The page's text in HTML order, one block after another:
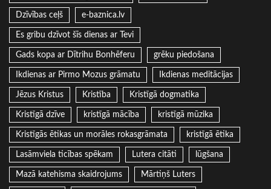
Dzīvības ceļš e-baznica.lv
Es gribu dzīvot šīs dienas ar Tevi
Gads kopa ar Dītrihu Bonhēferu grēku piedošana
Ikdienas ar Pirmo Mozus grāmatu Ikdienas meditācijas
Jēzus Kristus Kristība Kristīgā dogmatika
Kristīgā dzīve kristīgā mācība kristīgā mūzika
Kristīgās ētikas un morāles rokasgrāmata kristīgā ētika
Lasāmviela ticības spēkam Lutera citāti lūgšana
Mazā katehisma skaidrojums Mārtiņš Luters